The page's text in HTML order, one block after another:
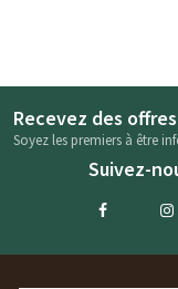
Recevez des
Soyez les premiers à être
Suivez-